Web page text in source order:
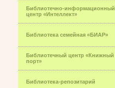
Библиотечно-информационный
центр «Интеллект»
Библиотека семейная «БИАР»
Библиотечный центр «Книжный
порт»
Библиотека-репозитарий